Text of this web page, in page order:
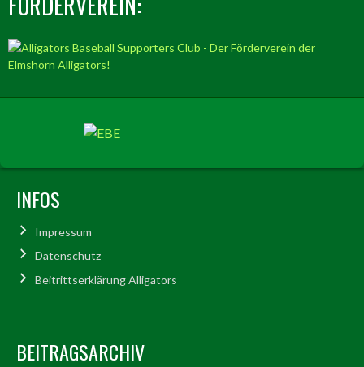
INFOS
Impressum
Datenschutz
Beitrittserklärung Alligators
BEITRAGSARCHIV